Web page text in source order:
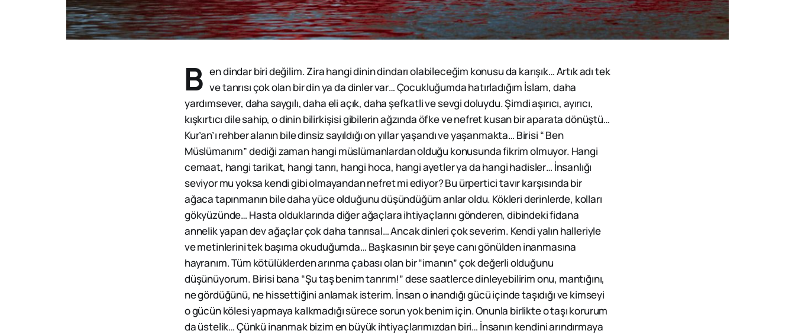
B en dindar biri değilim. Zira hangi dinin dindarı olabileceğim konusu da karışık… Artık adı tek
ve tanrısı çok olan bir din ya da dinler var… Çocukluğumda hatırladığım İslam, daha
yardımsever, daha saygılı, daha eli açık, daha şefkatli ve sevgi doluydu. Şimdi aşırıcı, ayırıcı,
kışkırtıcı dile sahip, o dinin bilirkişisi gibilerin ağzında öfke ve nefret kusan bir aparata dönüştü…
Kur’an’ı rehber alanın bile dinsiz sayıldığı on yıllar yaşandı ve yaşanmakta… Birisi “ Ben
Müslümanım” dediği zaman hangi müslümanlardan olduğu konusunda fikrim olmuyor. Hangi
cemaat, hangi tarikat, hangi tanrı, hangi hoca, hangi ayetler ya da hangi hadisler… İnsanlığı
seviyor mu yoksa kendi gibi olmayandan nefret mi ediyor? Bu ürpertici tavır karşısında bir
ağaca tapınmanın bile daha yüce olduğunu düşündüğüm anlar oldu. Kökleri derinlerde, kolları
gökyüzünde… Hasta olduklarında diğer ağaçlara ihtiyaçlarını gönderen, dibindeki fidana
annelik yapan dev ağaçlar çok daha tanrısal… Ancak dinleri çok severim. Kendi yalın halleriyle
ve metinlerini tek başıma okuduğumda… Başkasının bir şeye canı gönülden inanmasına
hayranım. Tüm kötülüklerden arınma çabası olan bir “imanın” çok değerli olduğunu
düşünüyorum. Birisi bana “Şu taş benim tanrım!” dese saatlerce dinleyebilirim onu, mantığını,
ne gördüğünü, ne hissettiğini anlamak isterim. İnsan o inandığı gücü içinde taşıdığı ve kimseyi
o gücün kölesi yapmaya kalkmadığı sürece sorun yok benim için. Onunla birlikte o taşı korurum
da üstelik… Çünkü inanmak bizim en büyük ihtiyaçlarımızdan biri… İnsanın kendini arındırmaya